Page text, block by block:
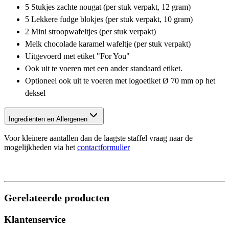
5 Stukjes zachte nougat (per stuk verpakt, 12 gram)
5 Lekkere fudge blokjes (per stuk verpakt, 10 gram)
2 Mini stroopwafeltjes (per stuk verpakt)
Melk chocolade karamel wafeltje (per stuk verpakt)
Uitgevoerd met etiket "For You"
Ook uit te voeren met een ander standaard etiket.
Optioneel ook uit te voeren met logoetiket Ø 70 mm op het
deksel
Ingrediënten en Allergenen
Voor kleinere aantallen dan de laagste staffel vraag naar de
mogelijkheden via hetcontactformulier
Gerelateerde producten
Klantenservice